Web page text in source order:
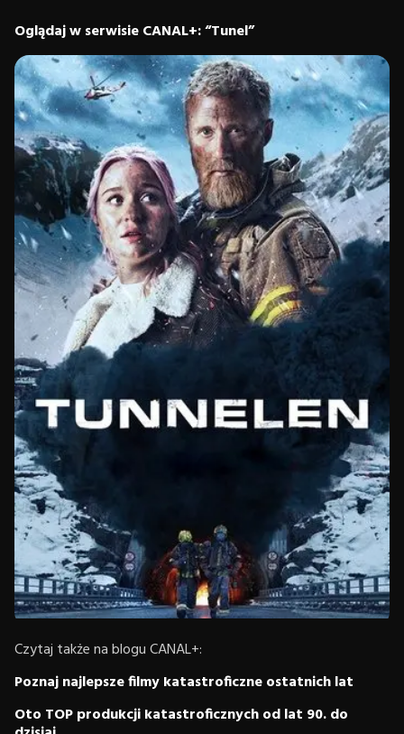
Oglądaj w serwisie CANAL+: “Tunel”
Czytaj także na blogu CANAL+:
Poznaj najlepsze filmy katastroficzne ostatnich lat
Oto TOP produkcji katastroficznych od lat 90. do